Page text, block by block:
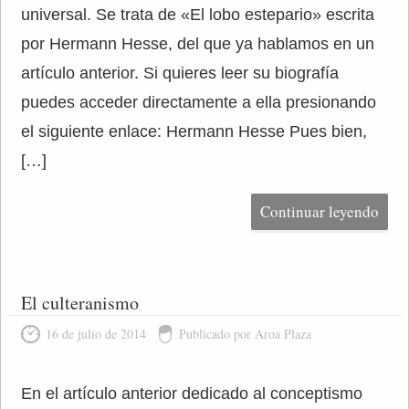
universal. Se trata de «El lobo estepario» escrita
por Hermann Hesse, del que ya hablamos en un
artículo anterior. Si quieres leer su biografía
puedes acceder directamente a ella presionando
el siguiente enlace: Hermann Hesse Pues bien,
[…]
Continuar leyendo
El culteranismo
16 de julio de 2014 Publicado por Aroa Plaza
En el artículo anterior dedicado al conceptismo